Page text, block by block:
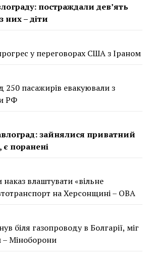
постраждали дев’ять
них – діти
у переговорах США з Іраном
пасажирів евакуювали з
РФ
зайнялися приватний
є поранені
влаштувати «вільне
на Херсонщині – ОВА
біля газопроводу в Болгарії, міг
– Міноборони